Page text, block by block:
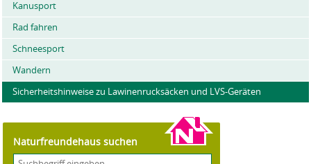
Kanusport
Rad fahren
Schneesport
Wandern
Sicherheitshinweise zu Lawinenrucksäcken und LVS-Geräten
Naturfreundehaus suchen